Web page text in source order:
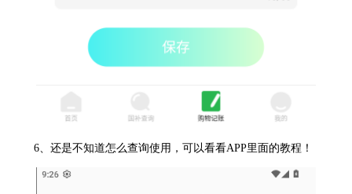
6、还是不知道怎么查询使用，可以看看APP里面的教程！